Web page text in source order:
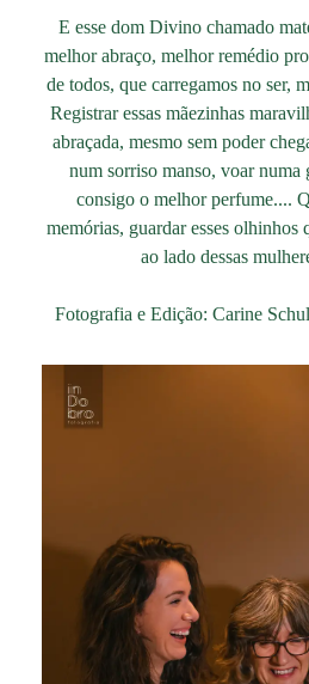
E esse dom Divino chamado
melhor abraço, melhor remédio
de todos, que carregamos no ser,
Registrar essas mãezinhas
abraçada, mesmo sem poder
num sorriso manso, voar numa
consigo o melhor perfume....
memórias, guardar esses olhinhos
ao lado dessas
Fotografia e Edição: Carine